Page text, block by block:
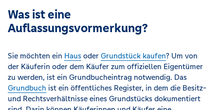
Was ist eine
Auflassungsvormerkung?
Sie möchten ein Haus oder Grundstück kaufen? Um von
der Käuferin oder dem Käufer zum offiziellen Eigentümer
zu werden, ist ein Grundbucheintrag notwendig. Das
Grundbuch ist ein öffentliches Register, in dem die Besitz-
und Rechtsverhältnisse eines Grundstücks dokumentiert